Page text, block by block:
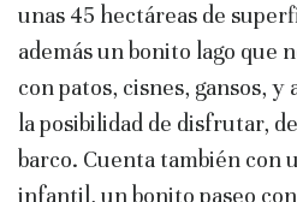
unas 45 hectáreas de
además un bonito lago que
con patos, cisnes, gansos,
la posibilidad de disfrutar,
barco. Cuenta también con
infantil, un bonito paseo